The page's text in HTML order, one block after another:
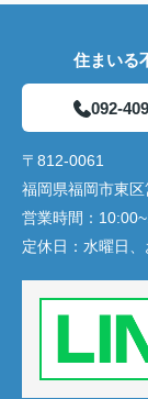
住まいる
092-
〒812-0061
福岡県福岡市東
営業時間：
定休日： 水曜日